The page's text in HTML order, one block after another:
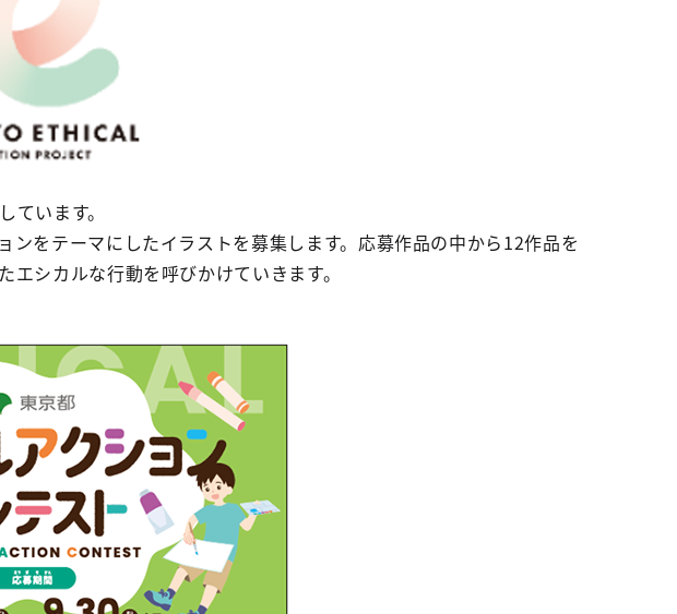
います。
をテーマにしたイラストを募集します。応募作品の中から12作品を
シカルな行動を呼びかけていきます。